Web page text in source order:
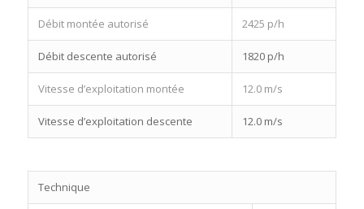
Débit montée autorisé 2425 p/h
Débit descente autorisé 1820 p/h
Vitesse d’exploitation montée 12.0 m/s
Vitesse d’exploitation descente 12.0 m/s
Technique